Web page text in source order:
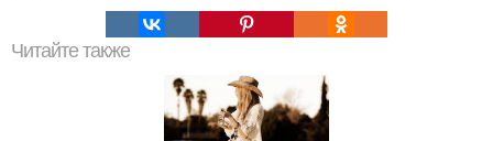
Читайте также